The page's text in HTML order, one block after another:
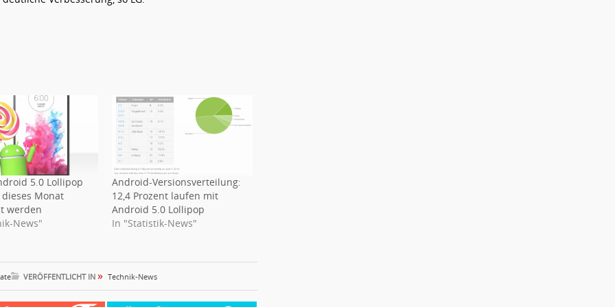
5.0 Lollipop
Monat
werden
News"
Android-Versionsverteilung:
12,4 Prozent laufen mit
Android 5.0 Lollipop
In "Statistik-News"
VERÖFFENTLICHT IN » Technik-News